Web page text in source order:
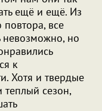
ещё и ещё. Из
все
невозможно, но
к
Хотя и твердые
сезон,